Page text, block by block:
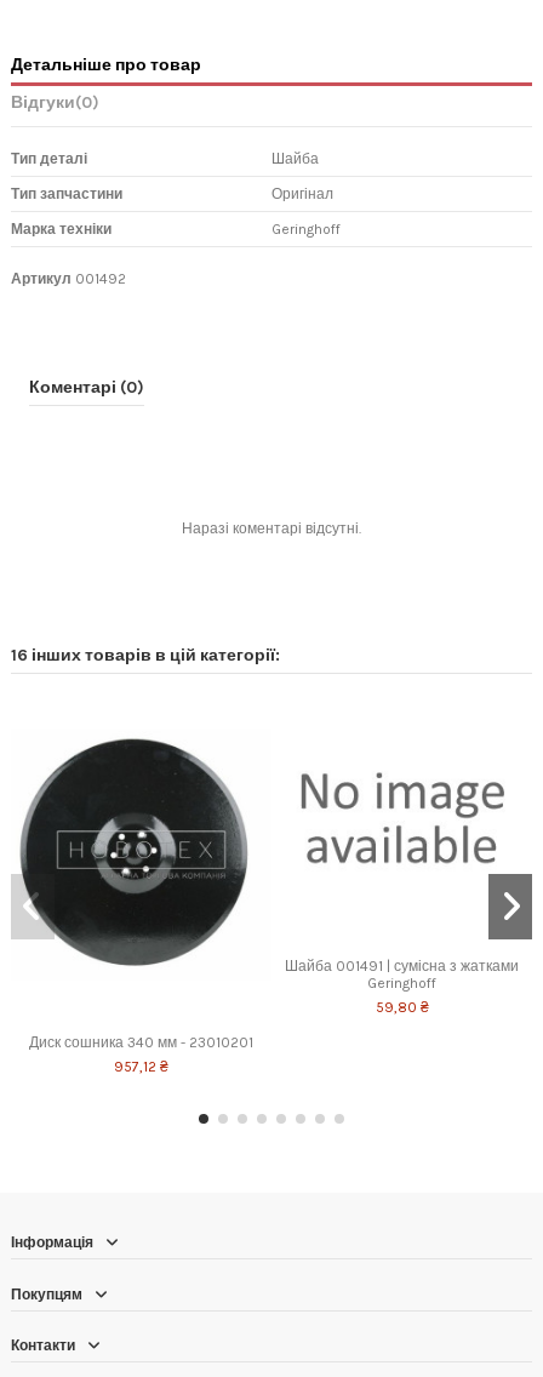
Детальніше про товар
Відгуки(0)
Тип деталі Шайба
Тип запчастини Оригінал
Марка техніки Geringhoff
Артикул 001492
Коментарі (0)
Наразі коментарі відсутні.
16 інших товарів в цій категорії:
Диск сошника 340 мм - 23010201
957,12 ₴
Шайба 001491 | сумісна з жатками
Geringhoff
59,80 ₴
Інформація
Покупцям
Контакти